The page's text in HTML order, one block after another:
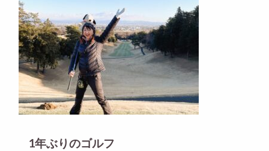
1年ぶりのゴルフ